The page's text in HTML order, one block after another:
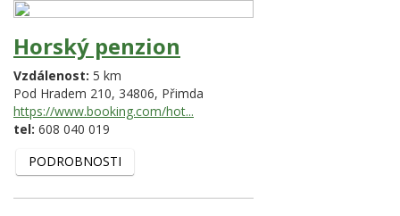
Horský penzion
Vzdálenost: 5 km
Pod Hradem 210, 34806, Přimda
https://www.booking.com/hot...
tel: 608 040 019
PODROBNOSTI